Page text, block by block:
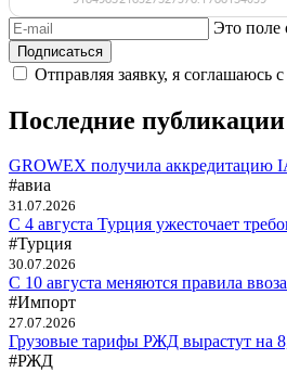
Это поле
Отправляя заявку, я соглашаюсь
Последние публикации
GROWEX получила аккредитацию
#авиа
31.07.2026
С 4 августа Турция ужесточает
#Турция
30.07.2026
С 10 августа меняются правила
#Импорт
27.07.2026
Грузовые тарифы РЖД вырастут на
#РЖД